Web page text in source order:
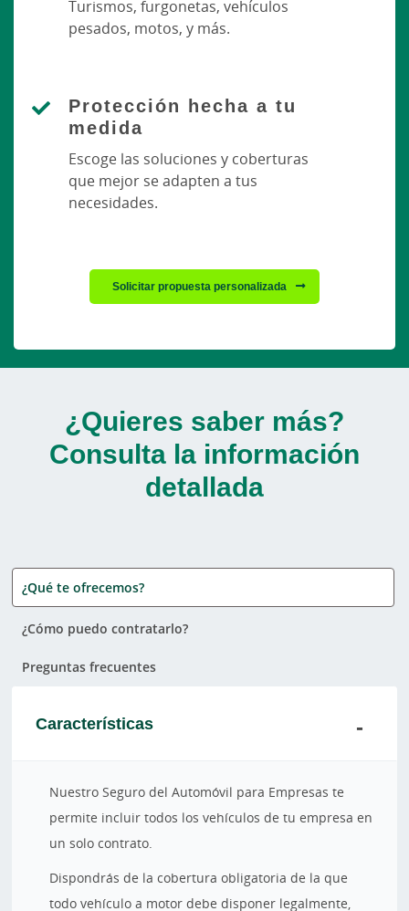
Turismos, furgonetas, vehículos
pesados, motos, y más.
Protección hecha a tu
medida
Escoge las soluciones y coberturas
que mejor se adapten a tus
necesidades.
Solicitar propuesta personalizada
¿Quieres saber más?
Consulta la información
detallada
¿Qué te ofrecemos?
¿Cómo puedo contratarlo?
Preguntas frecuentes
Características
Nuestro Seguro del Automóvil para Empresas te
permite incluir todos los vehículos de tu empresa en
un solo contrato.
Dispondrás de la cobertura obligatoria de la que
todo vehículo a motor debe disponer legalmente,